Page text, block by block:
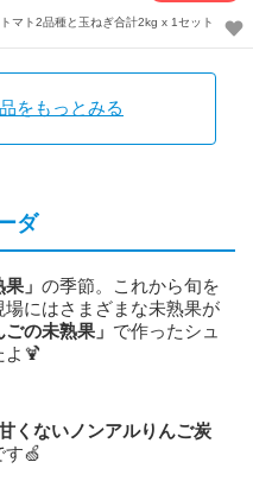
トマト2品種と玉ねぎ合計2kg x 1セット
をもっとみる
ダ
果」 の季節。これから旬を
にはさまざまな未熟果が
ごの未熟果」 で作ったシュ
よ🍹
甘くないノンアルりんご炭
す🍏